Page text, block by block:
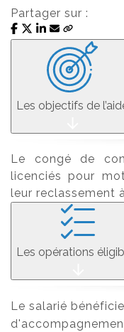
Partager sur :
Les objectifs de
Le congé de
licenciés pour
leur reclassement
Les opérations
Le salarié